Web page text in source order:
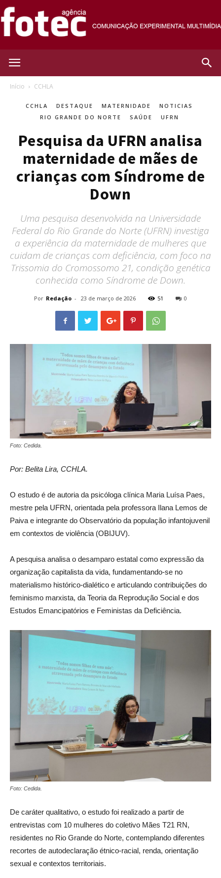
Início CCHLA
CCHLA DESTAQUE MATERNIDADE
NOTICIAS
RIO GRANDE DO NORTE
SAÚDE UFRN
Pesquisa da UFRN analisa
maternidade de mães de
crianças com Síndrome de
Down
Uma pesquisa desenvolvida na Universidade
Federal do Rio Grande do Norte (UFRN) investiga
a experiência da maternidade de mulheres que
cuidam de crianças com deficiência, com foco na
Trissomia do Cromossomo 21, condição genética
conhecida como Síndrome de Down.
Por Redação - 23 de março de 2026 51 0
Foto: Cedida.
Por: Belita Lira, CCHLA.
O estudo é de autoria da psicóloga clínica Maria Luísa Paes,
mestre pela UFRN, orientada pela professora Ilana Lemos de
Paiva e integrante do Observatório da população infantojuvenil
em contextos de violência (OBIJUV).
A pesquisa analisa o desamparo estatal como expressão da
organização capitalista da vida, fundamentando-se no
materialismo histórico-dialético e articulando contribuições do
feminismo marxista, da Teoria da Reprodução Social e dos
Estudos Emancipatórios e Feministas da Deficiência.
Foto: Cedida.
De caráter qualitativo, o estudo foi realizado a partir de
entrevistas com 10 mulheres do coletivo Mães T21 RN,
residentes no Rio Grande do Norte, contemplando diferentes
recortes de autodeclaração étnico-racial, renda, orientação
sexual e contextos territoriais.